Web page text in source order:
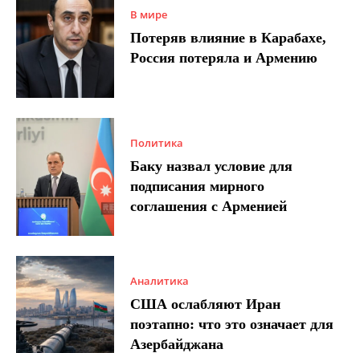
В мире
Потеряв влияние в Карабахе,
Россия потеряла и Армению
Политика
Баку назвал условие для
подписания мирного
соглашения с Арменией
Аналитика
США ослабляют Иран
поэтапно: что это означает для
Азербайджана